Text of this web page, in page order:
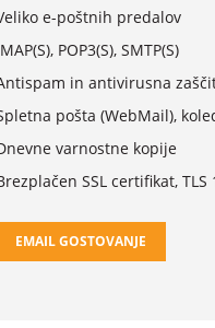
e-poštnih predalov
POP3(S), SMTP(S)
in antivirusna
pošta (WebMail),
varnostne kopije
SSL certifikat, TLS
EMAIL GOSTOVANJE